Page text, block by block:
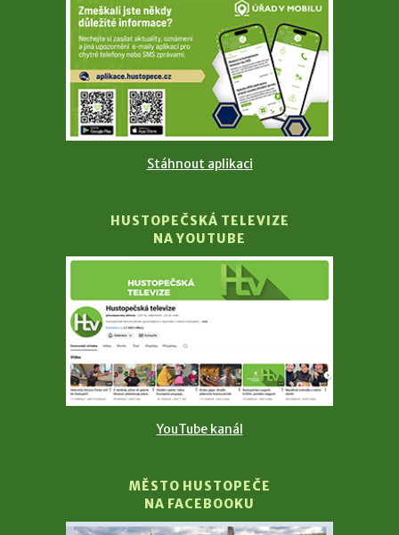
Stáhnout aplikaci
HUSTOPEČSKÁ TELEVIZE
NA YOUTUBE
YouTube kanál
MĚSTO HUSTOPEČE
NA FACEBOOKU